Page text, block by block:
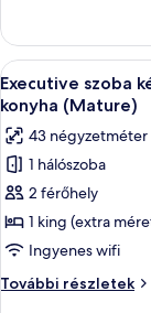
(Yau
Ma
Tei)
nemdohányzó
(Yau
Ma
Tei)
további
részletei
A
következő
szoba
összes
képének
megtekintése:
Executive
szoba
kétszemélyes
ággyal,
5
Executive szoba
konyha (Mature)
43 négyzetméter
1 hálószoba
2 férőhely
1 king (extra
Ingyenes wifi
További részletek
Executive